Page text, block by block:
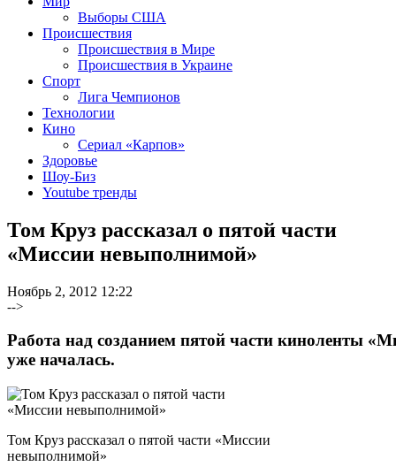
Выборы США
Происшествия
Происшествия в Мире
Происшествия в Украине
Спорт
Лига Чемпионов
Технологии
Кино
Сериал «Карпов»
Здоровье
Шоу-Биз
Youtube тренды
Том Круз рассказал о пятой части
«Миссии невыполнимой»
Ноябрь 2, 2012 12:22
-->
Работа над созданием пятой части киноленты
уже началась.
Том Круз рассказал о пятой части «Миссии
невыполнимой»